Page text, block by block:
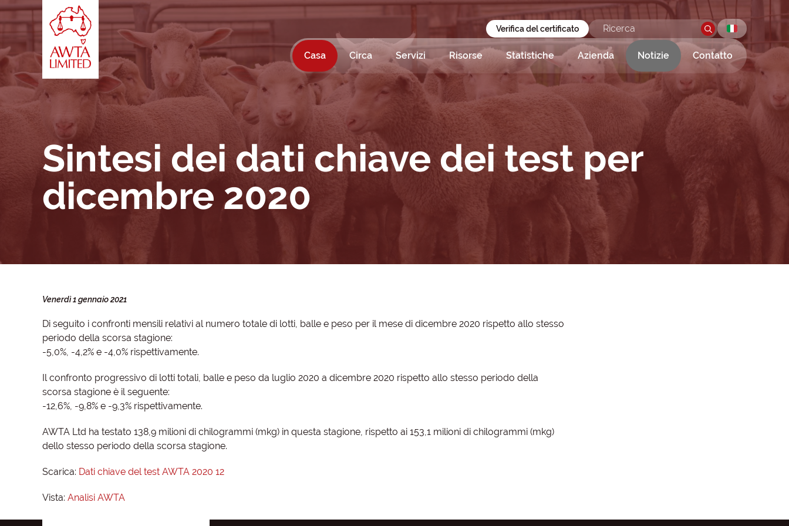
Vai al contenuto
Verifica del certificato
Casa Circa Servizi Risorse Statistiche Azienda Notizie Contatto
Sintesi dei dati chiave dei test per
dicembre 2020
Venerdì 1 gennaio 2021
Di seguito i confronti mensili relativi al numero totale di lotti, balle e peso per il mese di dicembre 2020 rispetto allo stesso
periodo della scorsa stagione:
-5,0%, -4,2% e -4,0% rispettivamente.
Il confronto progressivo di lotti totali, balle e peso da luglio 2020 a dicembre 2020 rispetto allo stesso periodo della
scorsa stagione è il seguente:
-12,6%, -9,8% e -9,3% rispettivamente.
AWTA Ltd ha testato 138,9 milioni di chilogrammi (mkg) in questa stagione, rispetto ai 153,1 milioni di chilogrammi (mkg)
dello stesso periodo della scorsa stagione.
Scarica: Dati chiave del test AWTA 2020 12
Vista: Analisi AWTA